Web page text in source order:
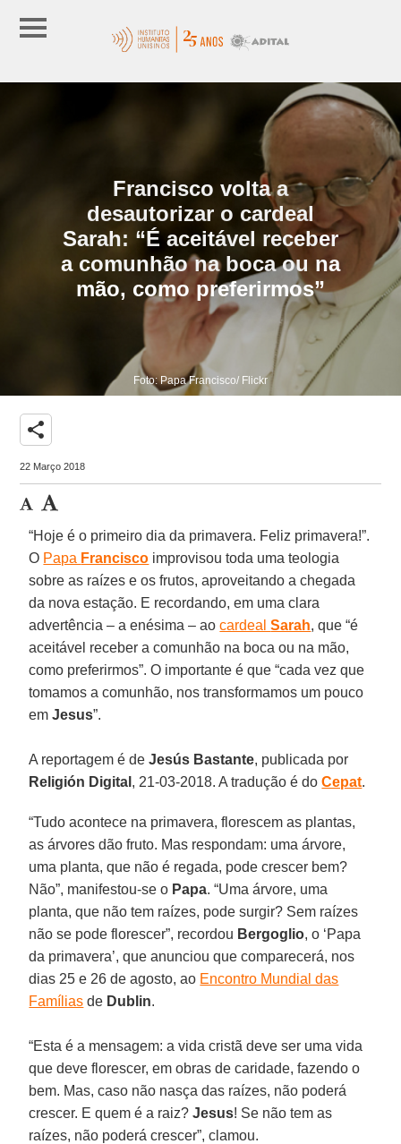
Francisco volta a
desautorizar o cardeal
Sarah: “É aceitável receber
a comunhão na boca ou na
mão, como preferirmos”
Foto: Papa Francisco/ Flickr
share
22 Março 2018
“Hoje é o primeiro dia da primavera. Feliz primavera!”.
O Papa Francisco improvisou toda uma teologia
sobre as raízes e os frutos, aproveitando a chegada
da nova estação. E recordando, em uma clara
advertência – a enésima – aocardealSarah, que “é
aceitável receber a comunhão na boca ou na mão,
como preferirmos”. O importante é que “cada vez que
tomamos a comunhão, nos transformamos um pouco
emJesus”.
A reportagem é deJesús Bastante, publicada por
Religión Digital , 21-03-2018. A tradução é doCepat.
“Tudo acontece na primavera, florescem as plantas,
as árvores dão fruto. Mas respondam: uma árvore,
uma planta, que não é regada, pode crescer bem?
Não”, manifestou-se o Papa. “Uma árvore, uma
planta, que não tem raízes, pode surgir? Sem raízes
não se pode florescer”, recordou Bergoglio, o ‘Papa
da primavera’, que anunciou que comparecerá, nos
dias 25 e 26 de agosto, ao Encontro Mundial das
Famílias de Dublin.
“Esta é a mensagem: a vida cristã deve ser uma vida
que deve florescer, em obras de caridade, fazendo o
bem. Mas, caso não nasça das raízes, não poderá
crescer. E quem é a raiz?Jesus! Se não tem as
raízes, não poderá crescer”, clamou.